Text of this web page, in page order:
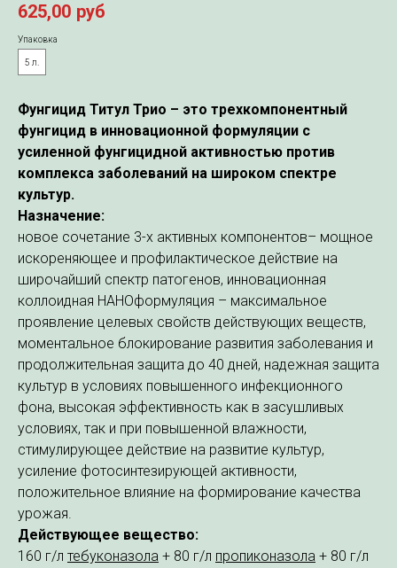
625,00 руб
Упаковка
5 л.
Фунгицид Титул Трио – это трехкомпонентный
фунгицид в инновационной формуляции с
усиленной фунгицидной активностью против
комплекса заболеваний на широком спектре
культур.
Назначение:
новое сочетание 3-х активных компонентов– мощное
искореняющее и профилактическое действие на
широчайший спектр патогенов, инновационная
коллоидная НАНОформуляция – максимальное
проявление целевых свойств действующих веществ,
моментальное блокирование развития заболевания и
продолжительная защита до 40 дней, надежная защита
культур в условиях повышенного инфекционного
фона, высокая эффективность как в засушливых
условиях, так и при повышенной влажности,
стимулирующее действие на развитие культур,
усиление фотосинтезирующей активности,
положительное влияние на формирование качества
урожая.
Действующее вещество:
160 г/л тебуконазола + 80 г/л пропиконазола + 80 г/л